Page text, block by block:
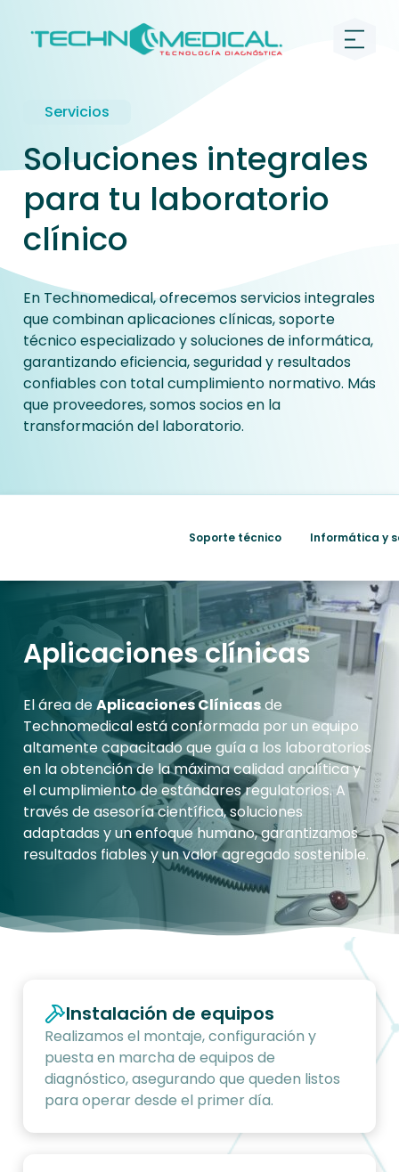
Servicios
Soluciones integrales
para tu laboratorio
clínico
En Technomedical, ofrecemos servicios integrales
que combinan aplicaciones clínicas, soporte
técnico especializado y soluciones de informática,
garantizando eficiencia, seguridad y resultados
confiables con total cumplimiento normativo. Más
que proveedores, somos socios en la
transformación del laboratorio.
Soporte técnico Informática y
Aplicaciones clínicas
El área deAplicaciones Clínicasde
Technomedical está conformada por un equipo
altamente capacitado que guía a los laboratorios
en la obtención de la máxima calidad analítica y
el cumplimiento de estándares regulatorios. A
través de asesoría científica, soluciones
adaptadas y un enfoque humano, garantizamos
resultados fiables y un valor agregado sostenible.
Instalación de equipos
Realizamos el montaje, configuración y
puesta en marcha de equipos de
diagnóstico, asegurando que queden listos
para operar desde el primer día.